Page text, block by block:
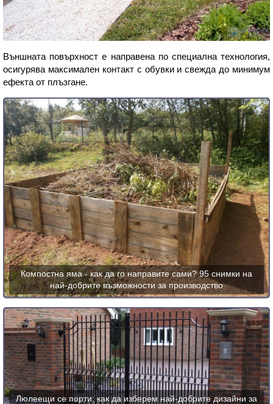
Външната повърхност е направена по специална технология,
осигурява максимален контакт с обувки и свежда до минимум
ефекта от плъзгане.
Компостна яма - как да го направите сами? 95 снимки на
най-добрите възможности за производство
Люлеещи се порти: как да изберем най-добрите дизайни за